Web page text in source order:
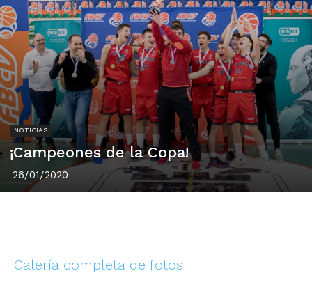
NOTICIAS
¡Campeones de la Copa!
26/01/2020
Galería completa de fotos